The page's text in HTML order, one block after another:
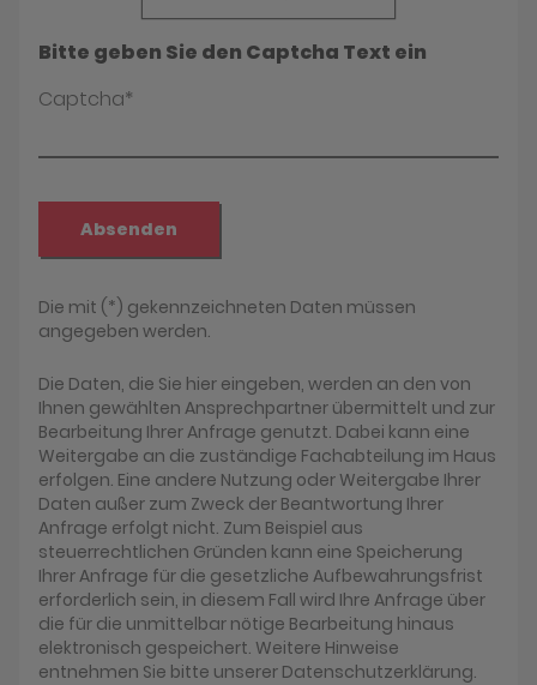
Bitte geben Sie den Captcha Text ein
Captcha*
Absenden
Die mit (*) gekennzeichneten Daten müssen
angegeben werden.
Die Daten, die Sie hier eingeben, werden an den von
Ihnen gewählten Ansprechpartner übermittelt und zur
Bearbeitung Ihrer Anfrage genutzt. Dabei kann eine
Weitergabe an die zuständige Fachabteilung im Haus
erfolgen. Eine andere Nutzung oder Weitergabe Ihrer
Daten außer zum Zweck der Beantwortung Ihrer
Anfrage erfolgt nicht. Zum Beispiel aus
steuerrechtlichen Gründen kann eine Speicherung
Ihrer Anfrage für die gesetzliche Aufbewahrungsfrist
erforderlich sein, in diesem Fall wird Ihre Anfrage über
die für die unmittelbar nötige Bearbeitung hinaus
elektronisch gespeichert. Weitere Hinweise
entnehmen Sie bitte unserer Datenschutzerklärung.